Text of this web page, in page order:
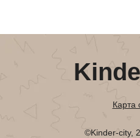
Карта
©Kinder-city,